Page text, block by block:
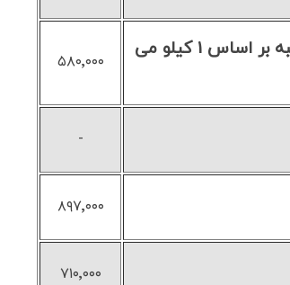
کتف و بال زعفرانی " طعم دار فله " سولیکو کاله - ( مبنای محاسبه بر اساس 1 کیلو می
۵۸۰٬۰۰۰
-
۸۹۷٬۰۰۰
۷۱۰٬۰۰۰